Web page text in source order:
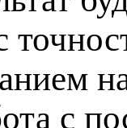
с